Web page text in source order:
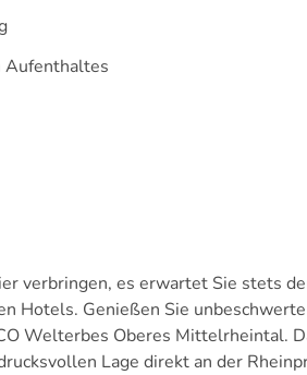
Aufenthaltes
verbringen, es erwartet Sie stets
Hotels. Genießen Sie
Welterbes Oberes Mittelrheintal.
Lage direkt an der